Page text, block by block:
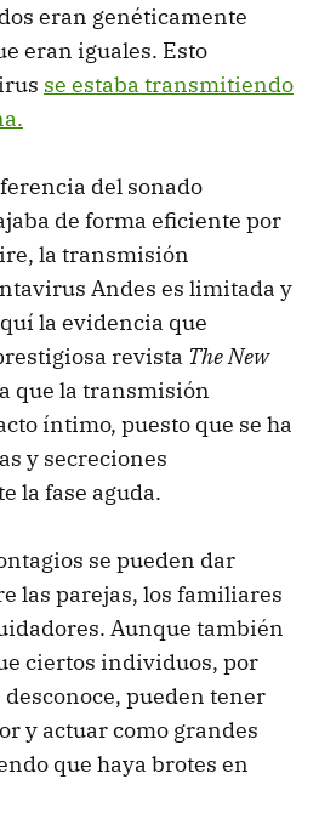
eran genéticamente
eran iguales. Esto
se estaba transmitiendo
del sonado
de forma eficiente por
la transmisión
Andes es limitada y
la evidencia que
revista The New
que la transmisión
íntimo, puesto que se ha
y secreciones
la fase aguda.
se pueden dar
las parejas, los familiares
Aunque también
ciertos individuos, por
pueden tener
y actuar como grandes
que haya brotes en